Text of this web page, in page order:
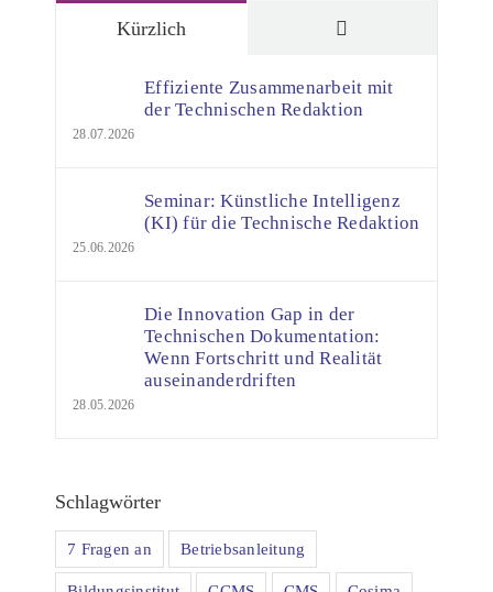
Kürzlich
Effiziente Zusammenarbeit mit
der Technischen Redaktion
28.07.2026
Seminar: Künstliche Intelligenz
(KI) für die Technische Redaktion
25.06.2026
Die Innovation Gap in der
Technischen Dokumentation:
Wenn Fortschritt und Realität
auseinanderdriften
28.05.2026
Schlagwörter
7 Fragen an Betriebsanleitung